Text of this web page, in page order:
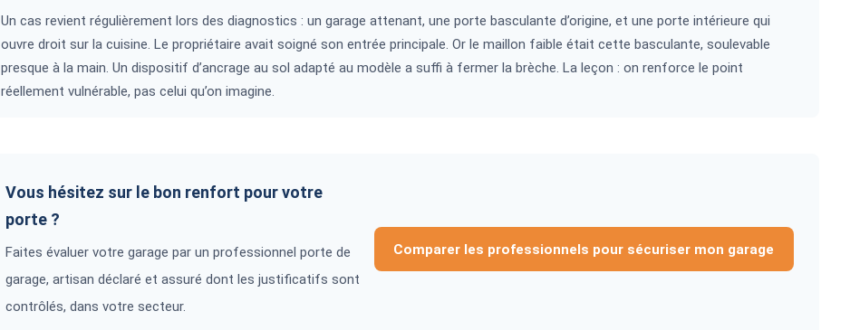
Un cas revient régulièrement lors des diagnostics : un garage attenant, une porte basculante d’origine, et une porte intérieure qui
ouvre droit sur la cuisine. Le propriétaire avait soigné son entrée principale. Or le maillon faible était cette basculante, soulevable
presque à la main. Un dispositif d’ancrage au sol adapté au modèle a suffi à fermer la brèche. La leçon : on renforce le point
réellement vulnérable, pas celui qu’on imagine.
Vous hésitez sur le bon renfort pour votre
porte ?
Faites évaluer votre garage par un professionnel porte de
garage, artisan déclaré et assuré dont les justificatifs sont
contrôlés, dans votre secteur.
Comparer les professionnels pour sécuriser mon garage